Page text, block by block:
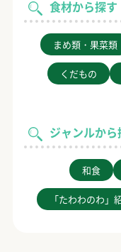
食材から探す
まめ類・果菜類
くだもの
ジャンルから
和食
「たわわのわ」